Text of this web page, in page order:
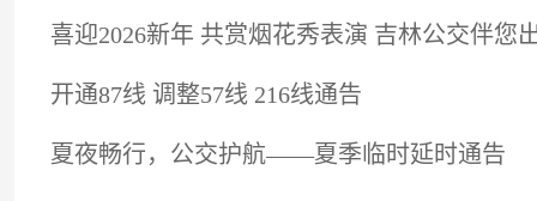
喜迎2026新年 共赏烟花秀表演 吉林公交伴您
开通87线 调整57线 216线通告
夏夜畅行，公交护航——夏季临时延时通告